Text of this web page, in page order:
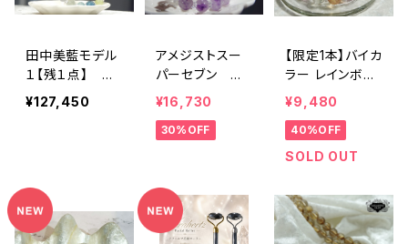
田中美藍モデル
１【残１点】 オ
レンジムーンス
トーンStarfish＆
¥127,450
アメジストスー
パーセブン シ
ンプルブレスレッ
ト 聖域・スピリ
チュアルの発電
¥16,730
30%OFF
【限定1本】バイカ
ラー レインボー
フローライト
¥9,480
40%OFF
SOLD OUT